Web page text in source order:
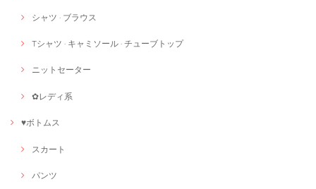
シャツ · ブラウス
Tシャツ · キャミソール · チューブトップ
ニットセーター
✿レディ系
♥ボトムス
スカート
パンツ